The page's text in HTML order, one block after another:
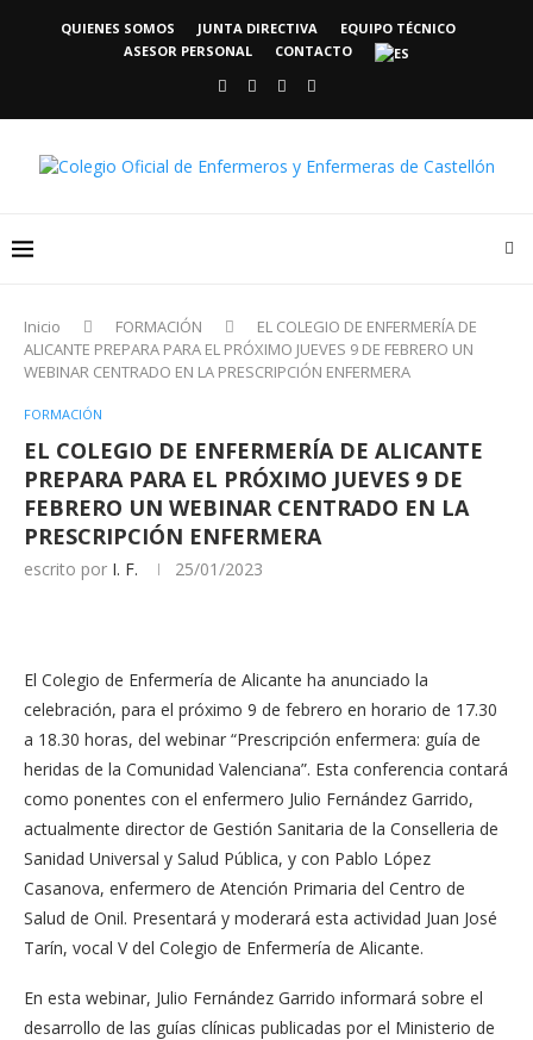
QUIENES SOMOS JUNTA DIRECTIVA
EQUIPO TÉCNICO
ASESOR PERSONAL
CONTACTO
Inicio FORMACIÓN
EL COLEGIO DE ENFERMERÍA DE
ALICANTE PREPARA PARA EL PRÓXIMO JUEVES 9 DE FEBRERO UN
WEBINAR CENTRADO EN LA PRESCRIPCIÓN ENFERMERA
FORMACIÓN
EL COLEGIO DE ENFERMERÍA DE ALICANTE
PREPARA PARA EL PRÓXIMO JUEVES 9 DE
FEBRERO UN WEBINAR CENTRADO EN LA
PRESCRIPCIÓN ENFERMERA
escrito por I. F. 25/01/2023
El Colegio de Enfermería de Alicante ha anunciado la
celebración, para el próximo 9 de febrero en horario de 17.30
a 18.30 horas, del webinar “Prescripción enfermera: guía de
heridas de la Comunidad Valenciana”. Esta conferencia contará
como ponentes con el enfermero Julio Fernández Garrido,
actualmente director de Gestión Sanitaria de la Conselleria de
Sanidad Universal y Salud Pública, y con Pablo López
Casanova, enfermero de Atención Primaria del Centro de
Salud de Onil. Presentará y moderará esta actividad Juan José
Tarín, vocal V del Colegio de Enfermería de Alicante.
En esta webinar, Julio Fernández Garrido informará sobre el
desarrollo de las guías clínicas publicadas por el Ministerio de